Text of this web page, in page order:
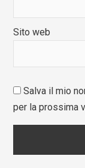
Sito web
Salva il mio
per la prossima